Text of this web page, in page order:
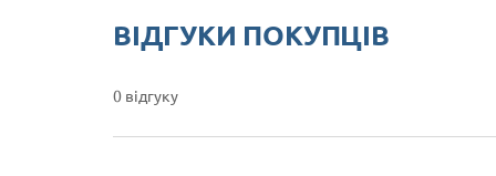
ВІДГУКИ ПОКУПЦІВ
0 відгуку